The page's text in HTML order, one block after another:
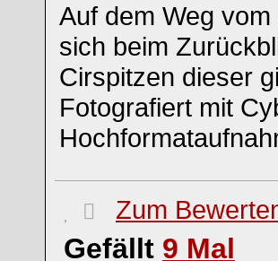
Auf dem Weg
sich beim
Cirspitzen dieser
Fotografiert mit
Zum
Gefällt 9 Mal